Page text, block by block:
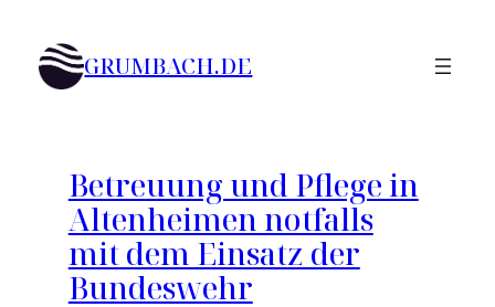
Inhalt
springen GRUMBACH.DE
Betreuung und Pflege in
Altenheimen notfalls
mit dem Einsatz der
Bundeswehr